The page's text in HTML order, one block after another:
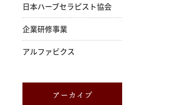
日本ハーブセラピスト協会
企業研修事業
アルファビクス
アーカイブ